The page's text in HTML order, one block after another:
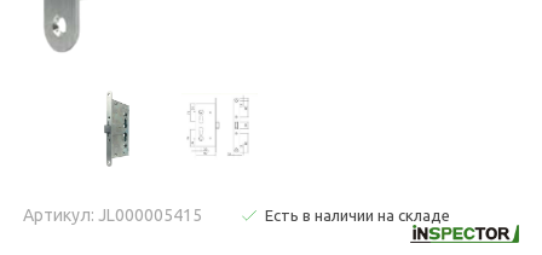
Артикул: JL000005415 Есть в наличии на складе